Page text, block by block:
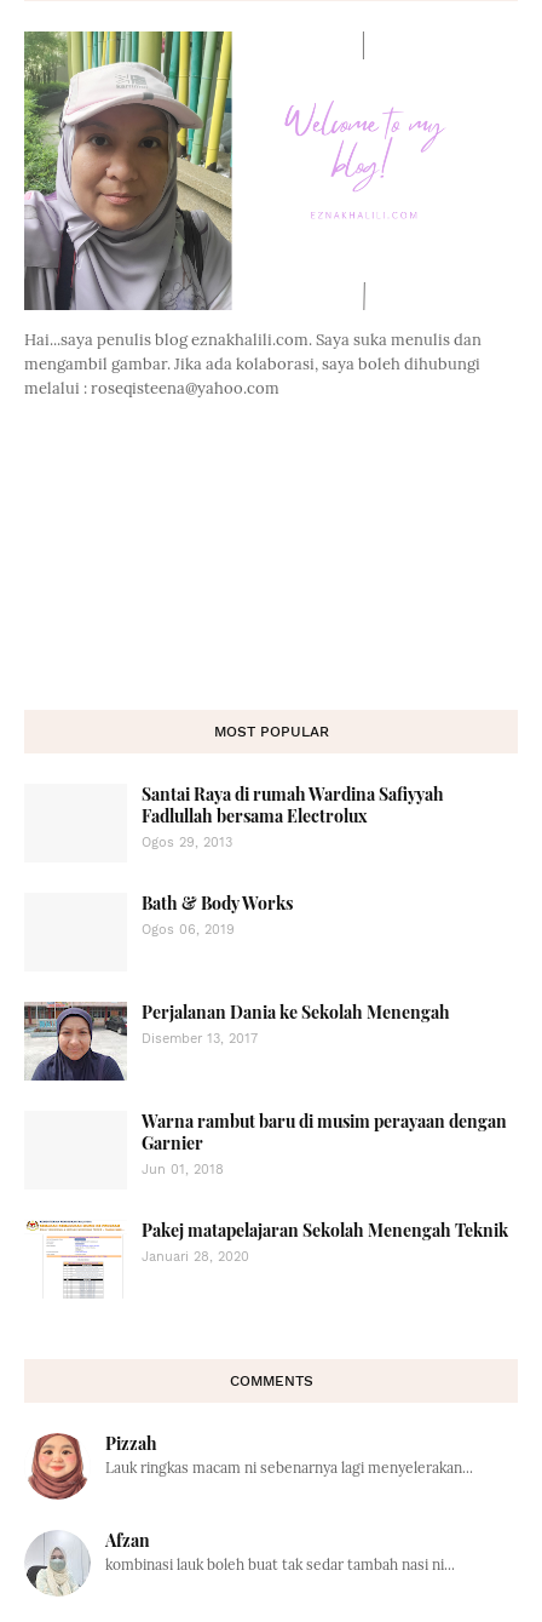
Hai...saya penulis blog eznakhalili.com. Saya suka menulis dan
mengambil gambar. Jika ada kolaborasi, saya boleh dihubungi
melalui : roseqisteena@yahoo.com
MOST POPULAR
Santai Raya di rumah Wardina Safiyyah
Fadlullah bersama Electrolux
Ogos 29, 2013
Bath & Body Works
Ogos 06, 2019
Perjalanan Dania ke Sekolah Menengah
Disember 13, 2017
Warna rambut baru di musim perayaan dengan
Garnier
Jun 01, 2018
Pakej matapelajaran Sekolah Menengah Teknik
Januari 28, 2020
COMMENTS
Pizzah
Lauk ringkas macam ni sebenarnya lagi menyelerakan...
Afzan
kombinasi lauk boleh buat tak sedar tambah nasi ni...